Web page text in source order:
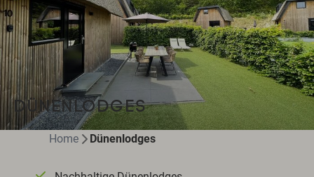
DÜNENLODGES
Home Dünenlodges